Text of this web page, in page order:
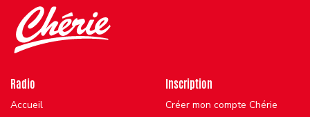
Radio
Accueil
Inscription
Créer mon compte Chérie